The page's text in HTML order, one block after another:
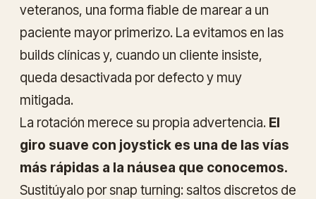
veteranos, una forma fiable de marear a un
paciente mayor primerizo. La evitamos en las
builds clínicas y, cuando un cliente insiste,
queda desactivada por defecto y muy
mitigada.
La rotación merece su propia advertencia. El
giro suave con joystick es una de las vías
más rápidas a la náusea que conocemos.
Sustitúyalo porsnap turning: saltos discretos de